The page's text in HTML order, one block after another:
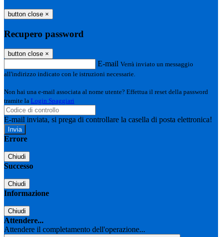
button close ×
Recupero password
button close ×
E-mail Verrà inviato un messaggio
all'indirizzo indicato con le istruzioni necessarie.
Non hai una e-mail associata al nome utente? Effettua il reset della password
tramite la Login Spaggiari
E-mail inviata, si prega di controllare la casella di posta elettronica!
Errore
Chiudi
Successo
Chiudi
Informazione
Chiudi
Attendere...
Attendere il completamento dell'operazione...